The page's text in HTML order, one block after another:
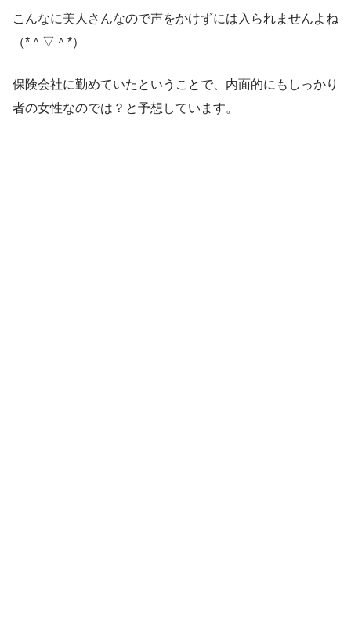
こんなに美人さんなので声をかけずには入られませんよね
（*＾▽＾*）
保険会社に勤めていたということで、 内面的にもしっかり
者の女性なのでは？と予想しています。